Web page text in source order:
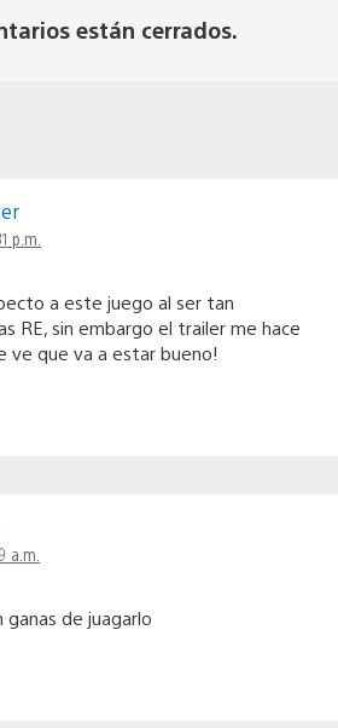
están cerrados.
p.m.
a este juego al ser tan
RE, sin embargo el trailer me hace
ve que va a estar bueno!
a.m.
de juagarlo